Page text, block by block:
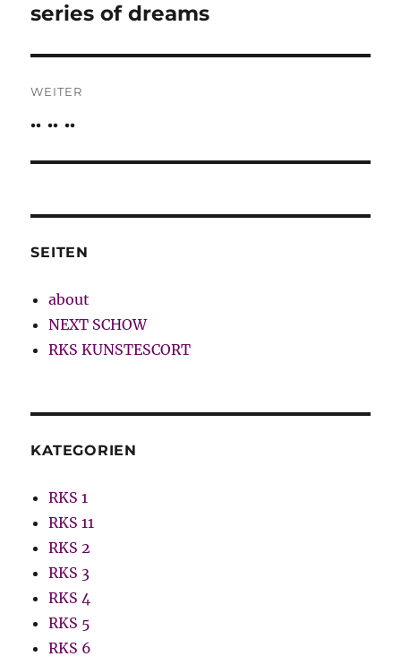
Vorheriger
series of dreams
WEITER
Nächster
.. .. ..
SEITEN
about
NEXT SCHOW
RKS KUNSTESCORT
KATEGORIEN
RKS 1
RKS 11
RKS 2
RKS 3
RKS 4
RKS 5
RKS 6